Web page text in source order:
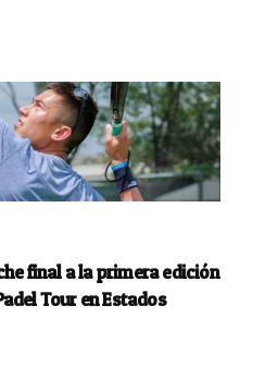
final a la primera edición
Tour en Estados